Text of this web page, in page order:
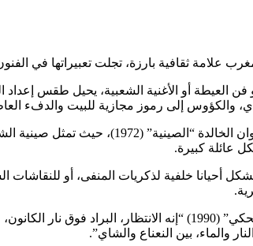
ثقافية بارزة، تجلت تعبيراتها في الفنون
فن العيطة أو الأغنية الشعبية، يحيل طقس
والكؤوس إلى رموز مجازية للبيت والدفء
ويجسد ذلك، على سبيل المثال، الأغنية الشهيرة لمجموعة
عائلة كبيرة.
خلفية لذكريات المنفى، أو للنقاشات
وفي هذا السياق، يكتب إدمون عمران المالح في روايته “عودة أبو الحكي” (1990)
والماء، بين النعناع والشاي”.